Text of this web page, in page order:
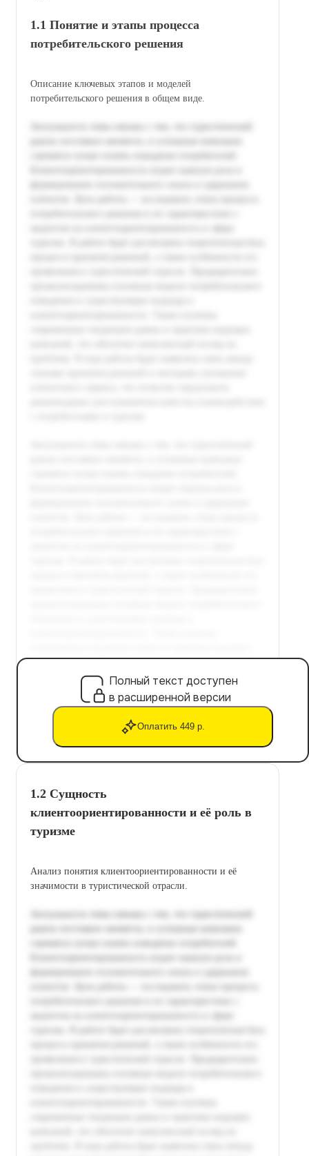
1.1 Понятие и этапы процесса
потребительского решения
Описание ключевых этапов и моделей
потребительского решения в общем виде.
Полный текст доступен
в расширенной версии
Оплатить 449 р.
1.2 Сущность
клиентоориентированности и её роль в
туризме
Анализ понятия клиентоориентированности и её
значимости в туристической отрасли.